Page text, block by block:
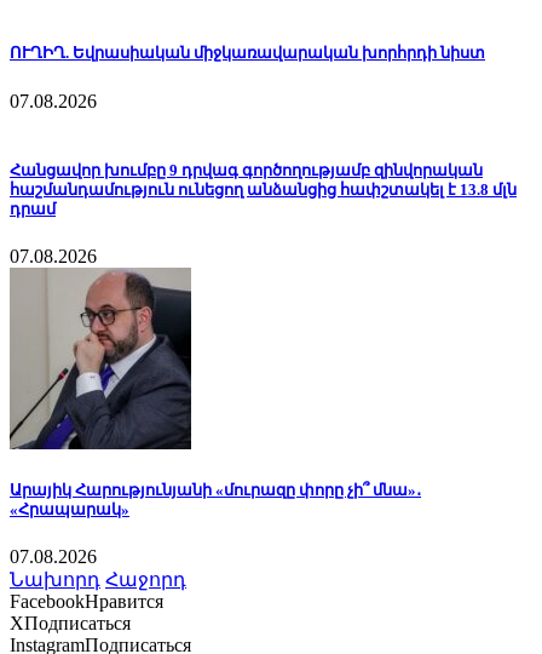
ՈՒՂԻՂ. Եվրասիական միջկառավարական խորհրդի նիստ
07.08.2026
Հանցավոր խումբը 9 դրվագ գործողությամբ զինվորական
հաշմանդամություն ունեցող անձանցից հափշտակել է 13.8 մլն
դրամ
07.08.2026
Արայիկ Հարությունյանի «մուրազը փորը չի՞ մնա»․
«Հրապարակ»
07.08.2026
Նախորդ Հաջորդ
FacebookНравится
XПодписаться
InstagramПодписаться